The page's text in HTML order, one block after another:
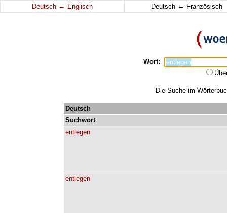
Deutsch ↔ Englisch Deutsch ↔ Französisch
Wort:
Die Suche im
Deutsch
Suchwort
entlegen
entlegen